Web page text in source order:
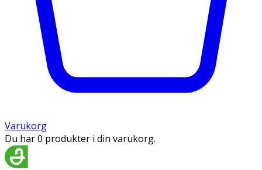
Varukorg
Du har 0 produkter i din varukorg.